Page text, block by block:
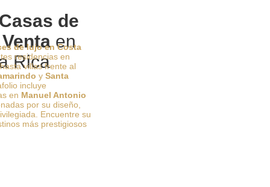
de
en
Rica
de lujo en Costa
residencias en
villas frente al
y Santa
incluye
en Manuel Antonio
por su diseño,
Encuentre su
más prestigiosos